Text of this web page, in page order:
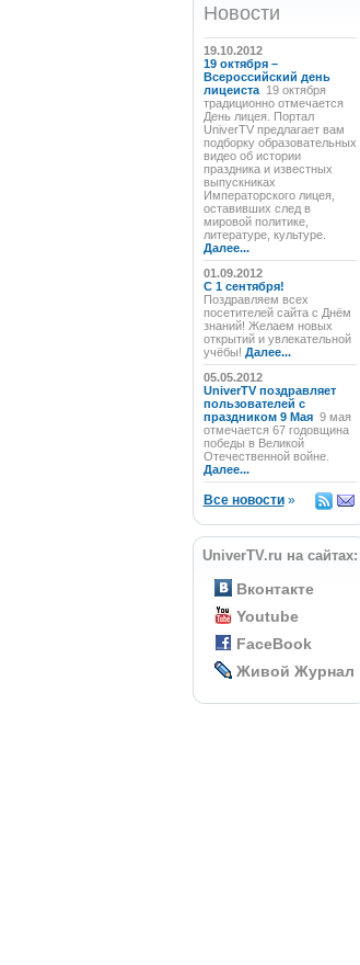
Новости
19.10.2012
19 октября –
Всероссийский день
лицеиста 19 октября
традиционно отмечается
День лицея. Портал
UniverTV предлагает вам
подборку образовательных
видео об истории
праздника и известных
выпускниках
Императорского лицея,
оставивших след в
мировой политике,
литературе, культуре.
Далее...
01.09.2012
C 1 сентября!
Поздравляем всех
посетителей сайта с Днём
знаний! Желаем новых
открытий и увлекательной
учёбы! Далее...
05.05.2012
UniverTV поздравляет
пользователей с
праздником 9 Мая 9 мая
отмечается 67 годовщина
победы в Великой
Отечественной войне.
Далее...
Все новости»
UniverTV.ru на сайтах:
Вконтакте
Youtube
FaceBook
Живой Журнал